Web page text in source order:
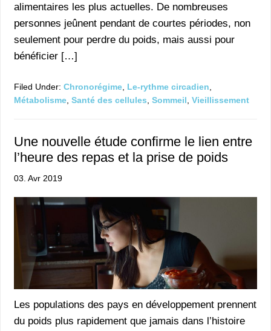
alimentaires les plus actuelles. De nombreuses
personnes jeûnent pendant de courtes périodes, non
seulement pour perdre du poids, mais aussi pour
bénéficier […]
Filed Under:Chronorégime Le-rythme circadien
Métabolisme ,Santé des cellules ,Sommeil ,Vieillissement
Une nouvelle étude confirme le lien entre
l’heure des repas et la prise de poids
03. Avr 2019
Les populations des pays en développement prennent
du poids plus rapidement que jamais dans l’histoire